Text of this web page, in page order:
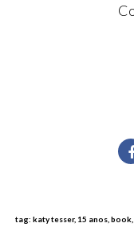
tag: katy tesser, 15 anos,